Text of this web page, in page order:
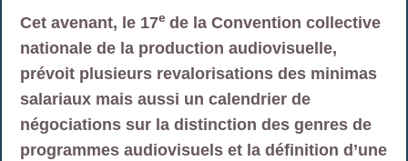
Cet avenant, le 17e de la Convention collective
nationale de la production audiovisuelle,
prévoit plusieurs revalorisations des minimas
salariaux mais aussi un calendrier de
négociations sur la distinction des genres de
programmes audiovisuels et la définition d’une